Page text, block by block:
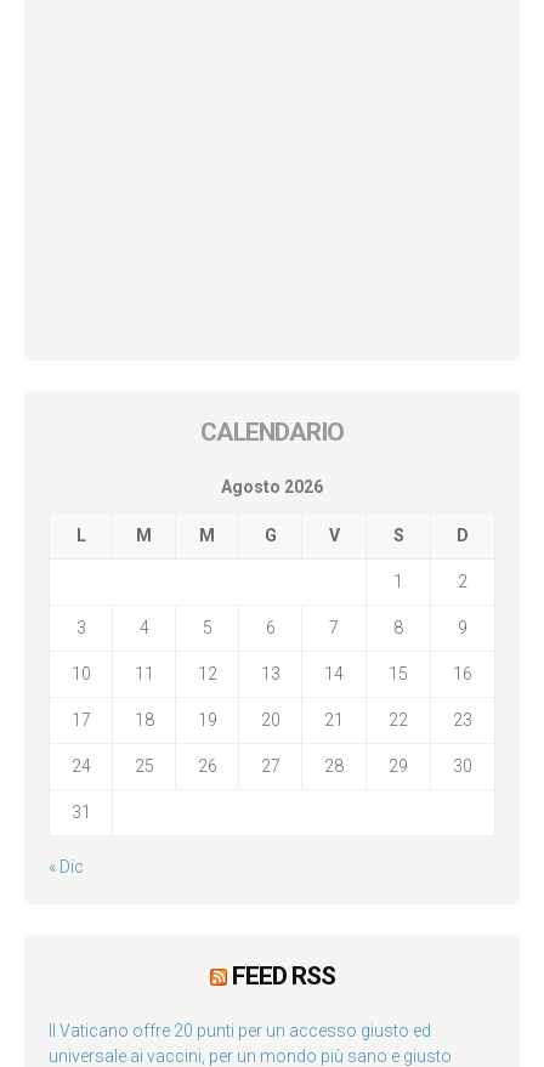
CALENDARIO
Agosto 2026
L M M G V S D
1 2
3 4 5 6 7 8 9
10 11 12 13 14 15 16
17 18 19 20 21 22 23
24 25 26 27 28 29 30
31
« Dic
FEED RSS
Il Vaticano offre 20 punti per un accesso giusto ed
universale ai vaccini, per un mondo più sano e giusto